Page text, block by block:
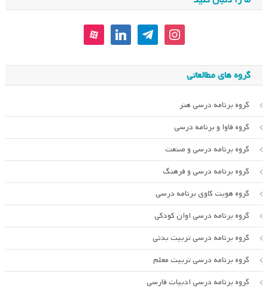
instagram
telegram
linkedin
aparat
گروه های مطالعاتی
گروه برنامه درسی هنر
گروه فاوا و برنامه درسی
گروه برنامه درسی و صنعت
گروه برنامه درسی و فرهنگ
گروه هویت کاوی برنامه درسی
گروه برنامه درسی اوان کودکی
گروه برنامه درسی تربیت بدنی
گروه برنامه درسی تربیت معلم
گروه برنامه درسی ادبیات فارسی